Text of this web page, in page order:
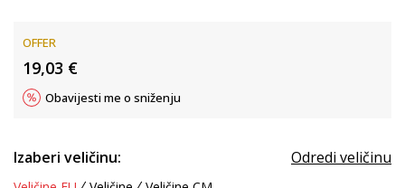
OFFER
19,03 €
Obavijesti me o sniženju
Izaberi veličinu: Odredi veličinu